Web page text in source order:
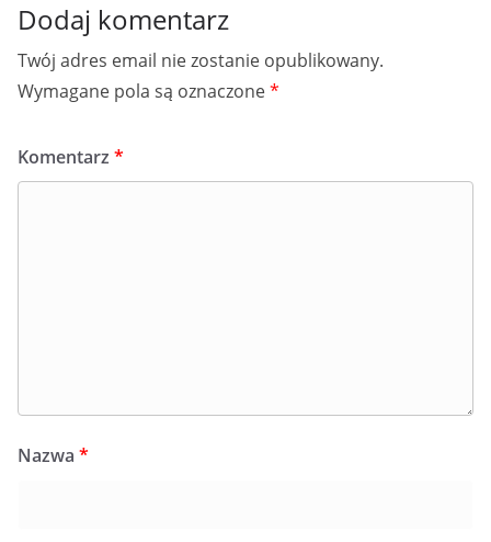
Dodaj komentarz
Twój adres email nie zostanie opublikowany.
Wymagane pola są oznaczone*
Komentarz *
Nazwa *